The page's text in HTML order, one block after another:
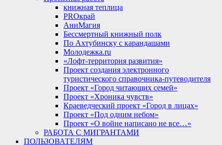
книжная теплица
PROкрай
АниМагия
Бессмертный книжный полк
По Ахтубинску с карандашами
Молодежка.ru
«Лофт-территория развития»
Проект создания электронного
туристического справочника-путеводителя
Проект «Город читающих семей»
Проект «Хроника чувств»
Краеведческий проект «Город в лицах»
Проект «Под одним небом»
Проект «О войне написано не все…»
РАБОТА С МИГРАНТАМИ
ПОЛЬЗОВАТЕЛЯМ